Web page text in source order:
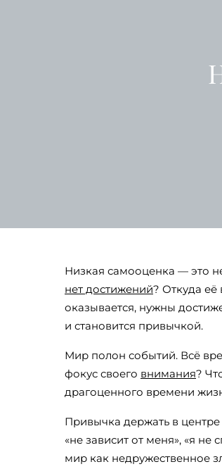
Низкая самооценка — это
нет достижений? Откуда её
оказывается, нужны
и становится привычкой.
Мир полон событий. Всё
фокус своего внимания?
драгоценного времени
Привычка держать в центре
«не зависит от меня», «я
мир как недружественное